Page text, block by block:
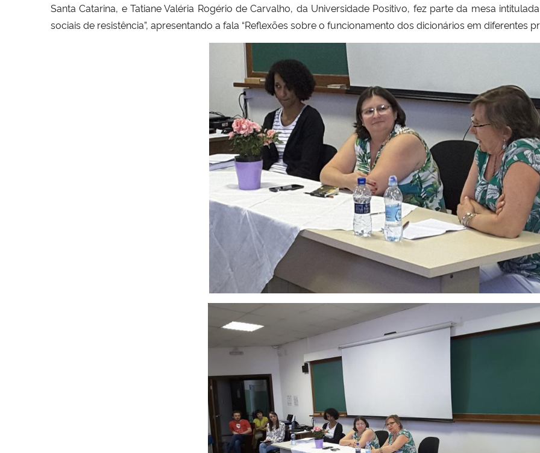
Santa Catarina, e Tatiane Valéria Rogério de Carvalho, da Universidade Positivo, fez parte da mesa
sociais de resistência”, apresentando a fala “Reflexões sobre o funcionamento dos dicionários em diferentes